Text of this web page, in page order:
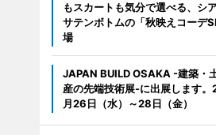
もスカートも気分で選べる、シ
サテンボトムの「秋映えコーデ
場
JAPAN BUILD OSAKA -建築・
産の先端技術展-に出展します
月26日（水）～28日（金）